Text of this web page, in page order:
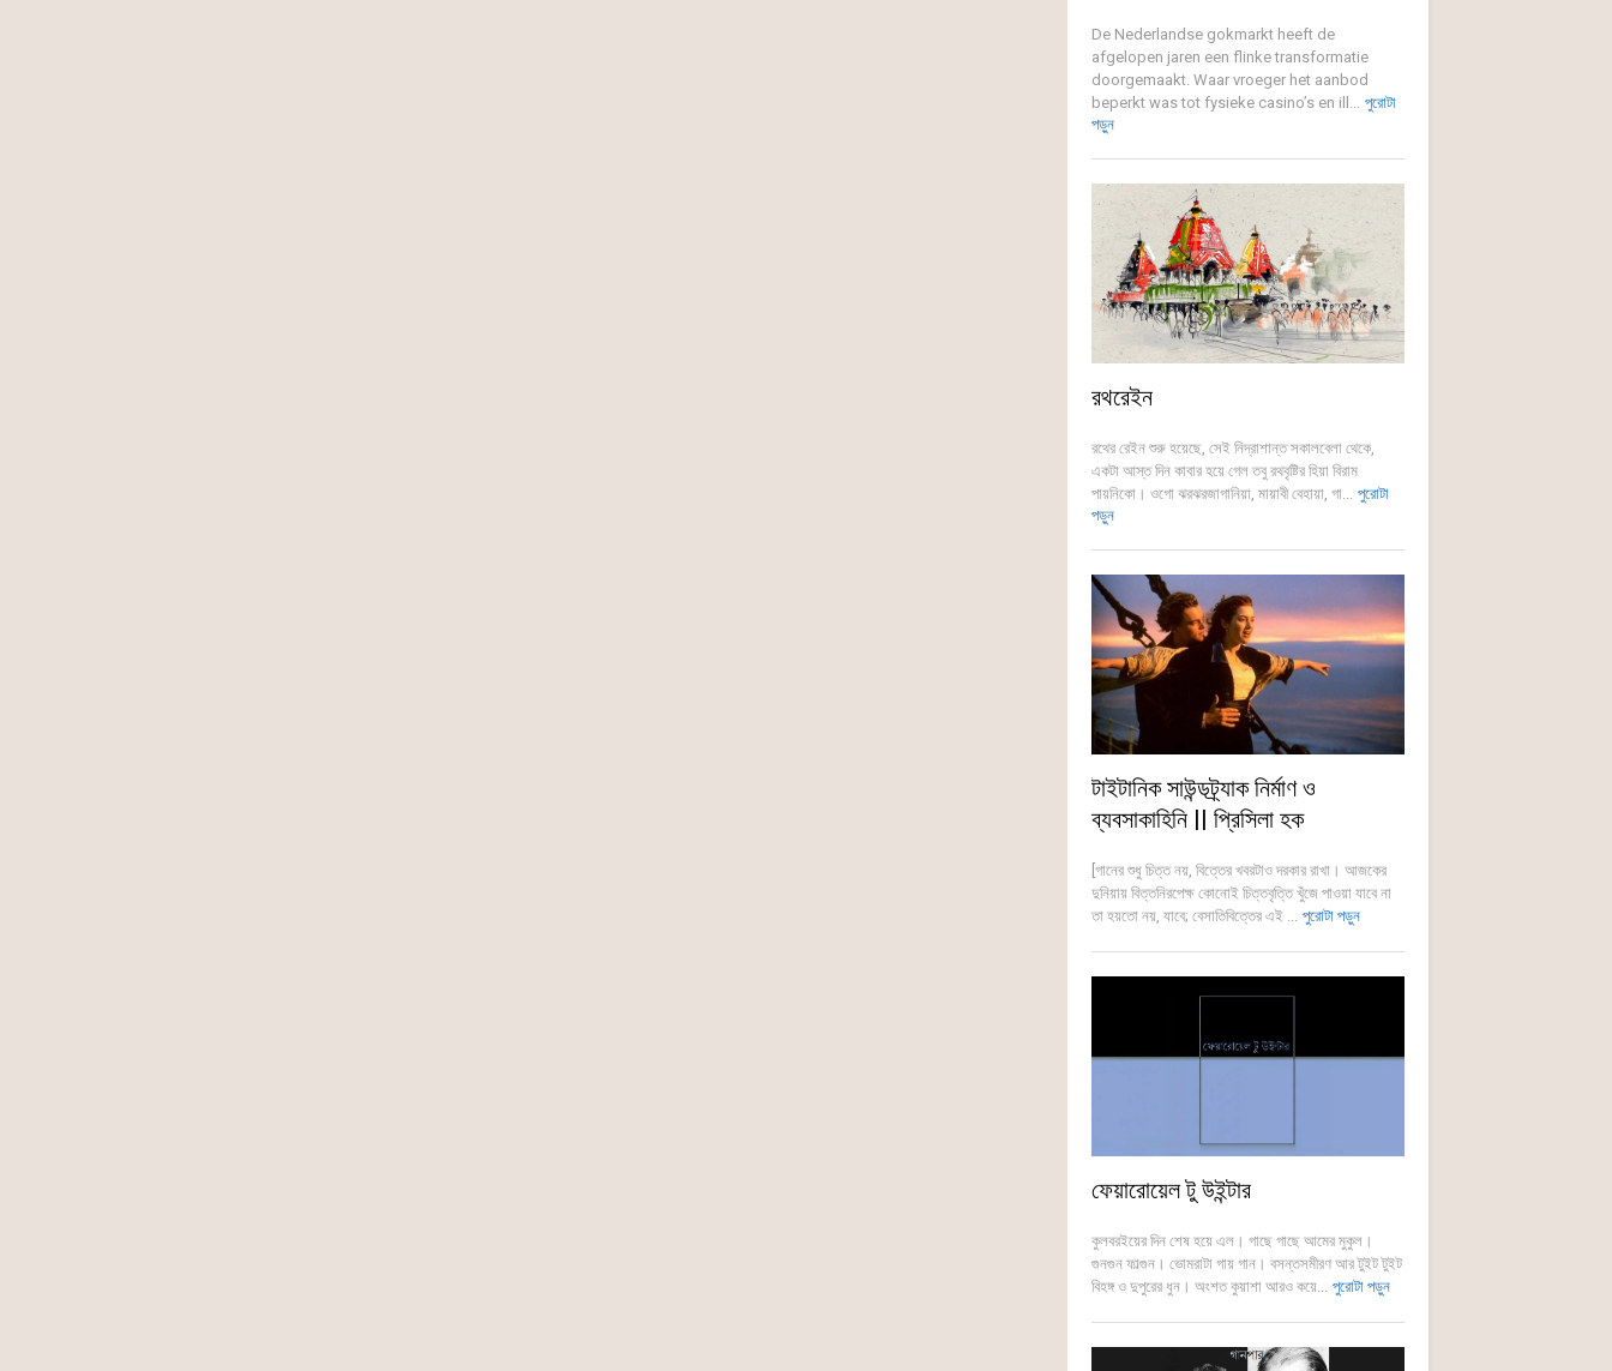
De Nederlandse gokmarkt heeft de
afgelopen jaren een flinke transformatie
doorgemaakt. Waar vroeger het aanbod
beperkt was tot fysieke casino’s en ill... পুরোটা
পড়ুন
রথরেইন
রথের রেইন শুরু হয়েছে, সেই নিদ্রাশান্ত সকালবেলা থেকে,
একটা আস্ত দিন কাবার হয়ে গেল তবু রথবৃষ্টির হিয়া বিরাম
পায়নিকো। ওগো ঝরঝরজাগানিয়া, মায়াবী বেহায়া, গা... পুরোটা
পড়ুন
টাইটানিক সাউন্ডট্র্যাক নির্মাণ ও
ব্যবসাকাহিনি || প্রিসিলা হক
[গানের শুধু চিত্ত নয়, বিত্তের খবরটাও দরকার রাখা। আজকের
দুনিয়ায় বিত্তনিরপেক্ষ কোনোই চিত্তবৃত্তি খুঁজে পাওয়া যাবে না
তা হয়তো নয়, যাবে; বেসাতিবিত্তের এই ... পুরোটা পড়ুন
ফেয়ারোয়েল টু উইন্টার
কুলবরইয়ের দিন শেষ হয়ে এল। গাছে গাছে আমের মুকুল।
গুনগুন ফাল্গুন। ভোমরাটা গায় গান। বসন্তসমীরণ আর টুইট টুইট
বিহঙ্গ ও দুপুরের ধুন। অংশত কুয়াশা আরও কয়ে... পুরোটা পড়ুন